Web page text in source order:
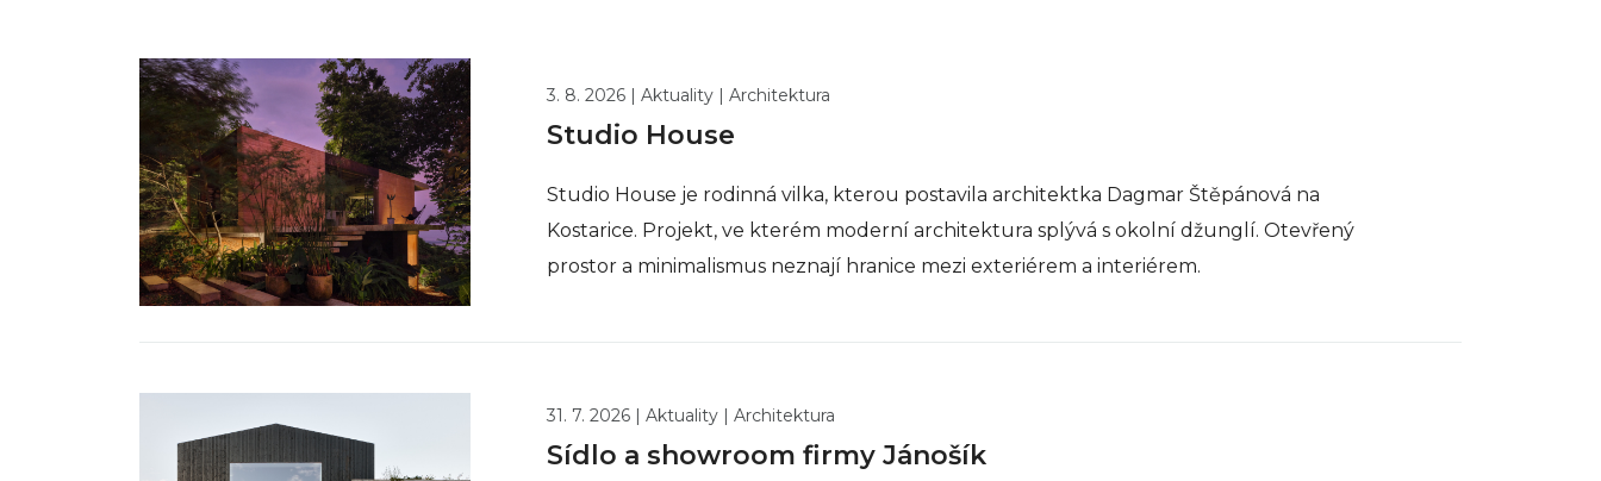
3. 8. 2026 | Aktuality | Architektura
Studio House
Studio House je rodinná vilka, kterou postavila architektka Dagmar Štěpánová na
Kostarice. Projekt, ve kterém moderní architektura splývá s okolní džunglí. Otevřený
prostor a minimalismus neznají hranice mezi exteriérem a interiérem.
31. 7. 2026 | Aktuality | Architektura
Sídlo a showroom firmy Jánošík